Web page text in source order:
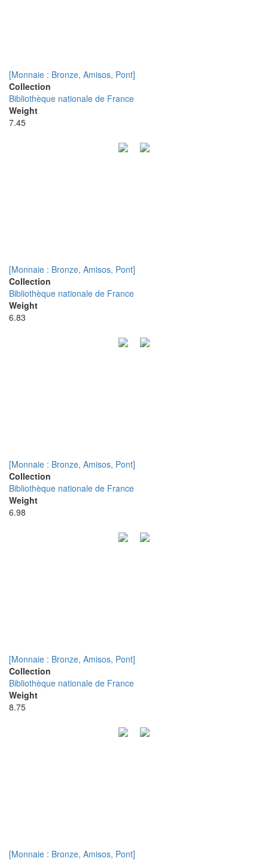
[Monnaie : Bronze, Amisos, Pont]
Collection
Bibliothèque nationale de France
Weight
7.45
[Monnaie : Bronze, Amisos, Pont]
Collection
Bibliothèque nationale de France
Weight
6.83
[Monnaie : Bronze, Amisos, Pont]
Collection
Bibliothèque nationale de France
Weight
6.98
[Monnaie : Bronze, Amisos, Pont]
Collection
Bibliothèque nationale de France
Weight
8.75
[Monnaie : Bronze, Amisos, Pont]